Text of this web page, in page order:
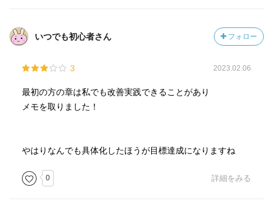
は1年」でマスターできる』(PHP研究所)、『世界のトップ
いつでも初心者さん フォロー
3 2023.02.06
最初の方の章は私でも改善実践できることがあり
メモを取りました！
やはりなんでも具体化したほうが目標達成になりますね
0 詳細をみる